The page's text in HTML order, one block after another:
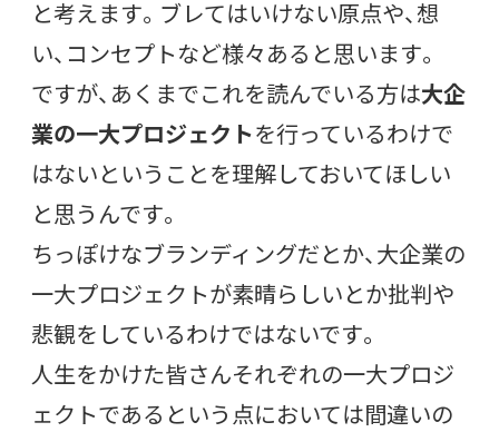
と考えます。ブレてはいけない原点や、想
い、コンセプトなど様々あると思います。
ですが、あくまでこれを読んでいる方は大企
業の一大プロジェクトを行っているわけで
はないということを理解しておいてほしい
と思うんです。
ちっぽけなブランディングだとか、大企業の
一大プロジェクトが素晴らしいとか批判や
悲観をしているわけではないです。
人生をかけた皆さんそれぞれの一大プロジ
ェクトであるという点においては間違いの